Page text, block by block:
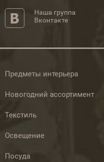
Наша группа
Вконтакте
Предметы интерьера
Новогодний ассортимент
Текстиль
Освещение
Посуда